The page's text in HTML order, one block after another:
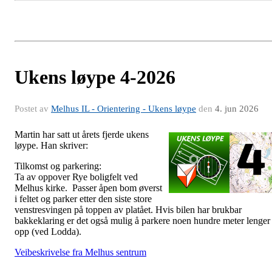
Ukens løype 4-2026
Postet av Melhus IL - Orientering - Ukens løype den 4. jun 2026
Martin har satt ut årets fjerde ukens
løype. Han skriver:
Tilkomst og parkering:
Ta av oppover Rye boligfelt ved
Melhus kirke. Passer åpen bom øverst
i feltet og parker etter den siste store
venstresvingen på toppen av platået. Hvis bilen har brukbar
bakkeklaring er det også mulig å parkere noen hundre meter lenger
opp (ved Lodda).
Veibeskrivelse fra Melhus sentrum